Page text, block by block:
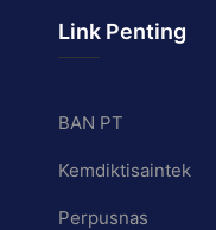
Link Penting
BAN PT
Kemdiktisaintek
Perpusnas